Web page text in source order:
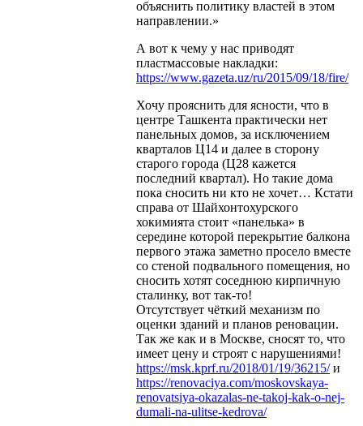
объяснить политику властей в этом
направлении.»
А вот к чему у нас приводят
пластмассовые накладки:
https://www.gazeta.uz/ru/2015/09/18/fire/
Хочу прояснить для ясности, что в
центре Ташкента практически нет
панельных домов, за исключением
кварталов Ц14 и далее в сторону
старого города (Ц28 кажется
последний квартал). Но такие дома
пока сносить ни кто не хочет… Кстати
справа от Шайхонтохурского
хокимията стоит «панелька» в
середине которой перекрытие балкона
первого этажа заметно просело вместе
со стеной подвального помещения, но
сносить хотят соседнюю кирпичную
сталинку, вот так-то!
Отсутствует чёткий механизм по
оценки зданий и планов реновации.
Так же как и в Москве, сносят то, что
имеет цену и строят с нарушениями!
https://msk.kprf.ru/2018/01/19/36215/и
https://renovaciya.com/moskovskaya-
renovatsiya-okazalas-ne-takoj-kak-o-nej-
dumali-na-ulitse-kedrova/